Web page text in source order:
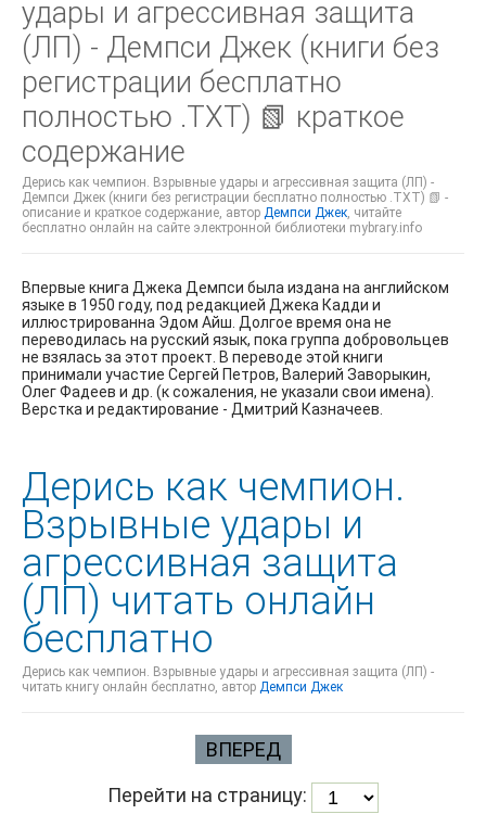
удары и агрессивная защита
(ЛП) - Демпси Джек (книги без
регистрации бесплатно
полностью .TXT) 📗 краткое
содержание
Дерись как чемпион. Взрывные удары и агрессивная защита (ЛП) -
Демпси Джек (книги без регистрации бесплатно полностью .TXT) 📗 -
описание и краткое содержание, автор Демпси Джек , читайте
бесплатно онлайн на сайте электронной библиотеки mybrary.info
Впервые книга Джека Демпси была издана на английском
языке в 1950 году, под редакцией Джека Кадди и
иллюстрированна Эдом Айш. Долгое время она не
переводилась на русский язык, пока группа добровольцев
не взялась за этот проект. В переводе этой книги
принимали участие Сергей Петров, Валерий Заворыкин,
Олег Фадеев и др. (к сожаления, не указали свои имена).
Верстка и редактирование - Дмитрий Казначеев.
Дерись как чемпион.
Взрывные удары и
агрессивная защита
(ЛП) читать онлайн
бесплатно
Дерись как чемпион. Взрывные удары и агрессивная защита (ЛП) -
читать книгу онлайн бесплатно, автор Демпси Джек
ВПЕРЕД
Перейти на страницу: